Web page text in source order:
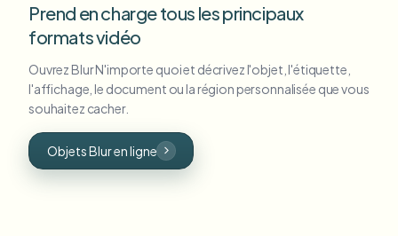
Prend en charge tous les principaux
formats vidéo
Ouvrez Blur N'importe quoi et décrivez l'objet, l'étiquette,
l'affichage, le document ou la région personnalisée que vous
souhaitez cacher.
Objets Blur en ligne